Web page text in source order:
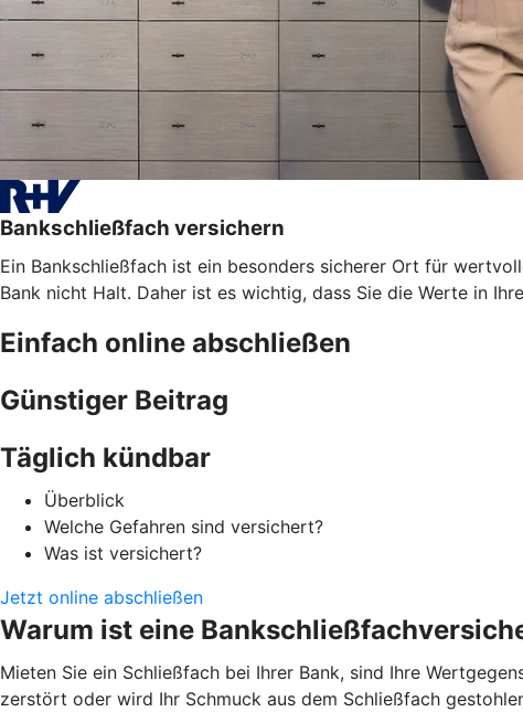
Bankschließfach versichern
Ein Bankschließfach ist ein besonders sicherer Ort für
Bank nicht Halt. Daher ist es wichtig, dass Sie die Werte in
Einfach online abschließen
Günstiger Beitrag
Täglich kündbar
Überblick
Welche Gefahren sind versichert?
Was ist versichert?
Jetzt online abschließen
Warum ist eine
Mieten Sie ein Schließfach bei Ihrer Bank, sind Ihre
zerstört oder wird Ihr Schmuck aus dem Schließfach